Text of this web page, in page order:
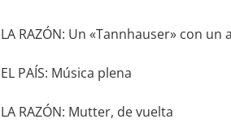
LA RAZÓN: Un «Tannhauser» con
EL PAÍS: Música plena
LA RAZÓN: Mutter, de vuelta